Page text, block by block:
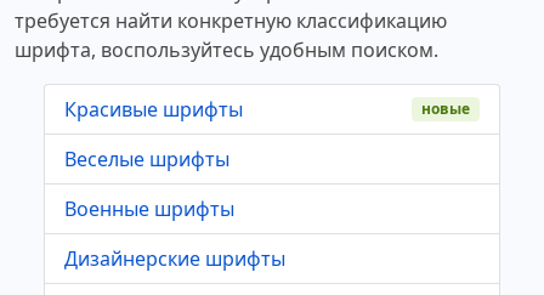
требуется найти конкретную классификацию
шрифта, воспользуйтесь удобным поиском.
Красивые шрифты новые
Веселые шрифты
Военные шрифты
Дизайнерские шрифты